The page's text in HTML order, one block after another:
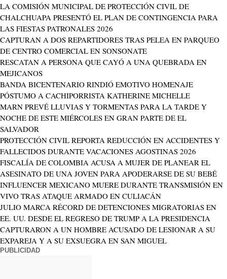
LA COMISIÓN MUNICIPAL DE PROTECCIÓN CIVIL DE
CHALCHUAPA PRESENTÓ EL PLAN DE CONTINGENCIA PARA
LAS FIESTAS PATRONALES 2026
CAPTURAN A DOS REPARTIDORES TRAS PELEA EN PARQUEO
DE CENTRO COMERCIAL EN SONSONATE
RESCATAN A PERSONA QUE CAYÓ A UNA QUEBRADA EN
MEJICANOS
BANDA BICENTENARIO RINDIÓ EMOTIVO HOMENAJE
PÓSTUMO A CACHIPORRISTA KATHERINE MICHELLE
MARN PREVÉ LLUVIAS Y TORMENTAS PARA LA TARDE Y
NOCHE DE ESTE MIÉRCOLES EN GRAN PARTE DE EL
SALVADOR
PROTECCIÓN CIVIL REPORTA REDUCCIÓN EN ACCIDENTES Y
FALLECIDOS DURANTE VACACIONES AGOSTINAS 2026
FISCALÍA DE COLOMBIA ACUSA A MUJER DE PLANEAR EL
ASESINATO DE UNA JOVEN PARA APODERARSE DE SU BEBÉ
INFLUENCER MEXICANO MUERE DURANTE TRANSMISIÓN EN
VIVO TRAS ATAQUE ARMADO EN CULIACÁN
JULIO MARCA RÉCORD DE DETENCIONES MIGRATORIAS EN
EE. UU. DESDE EL REGRESO DE TRUMP A LA PRESIDENCIA
CAPTURARON A UN HOMBRE ACUSADO DE LESIONAR A SU
EXPAREJA Y A SU EXSUEGRA EN SAN MIGUEL
PUBLICIDAD